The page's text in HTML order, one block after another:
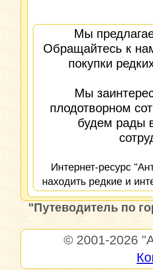
Мы
Обращайтесь к
покупки
Мы
плодотворном
будем рады
Интернет-ресурс
находить редкие и
"Путеводитель по
© 2001-2026